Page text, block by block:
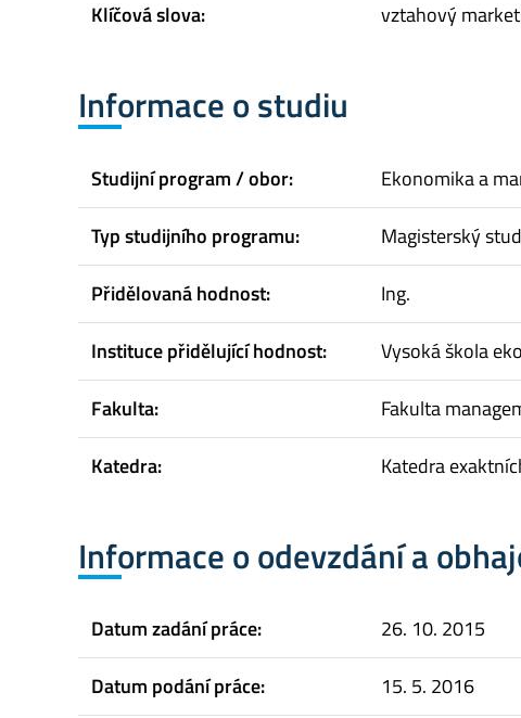
Klíčová slova:
vztahový
Informace o studiu
Studijní program / obor:
Ekonomika a
Typ studijního programu:
Magisterský
Přidělovaná hodnost:
Ing.
Instituce přidělující hodnost:
Vysoká škola
Fakulta:
Fakulta
Katedra:
Katedra
Informace o odevzdání a
Datum zadání práce:
26. 10. 2015
Datum podání práce:
15. 5. 2016